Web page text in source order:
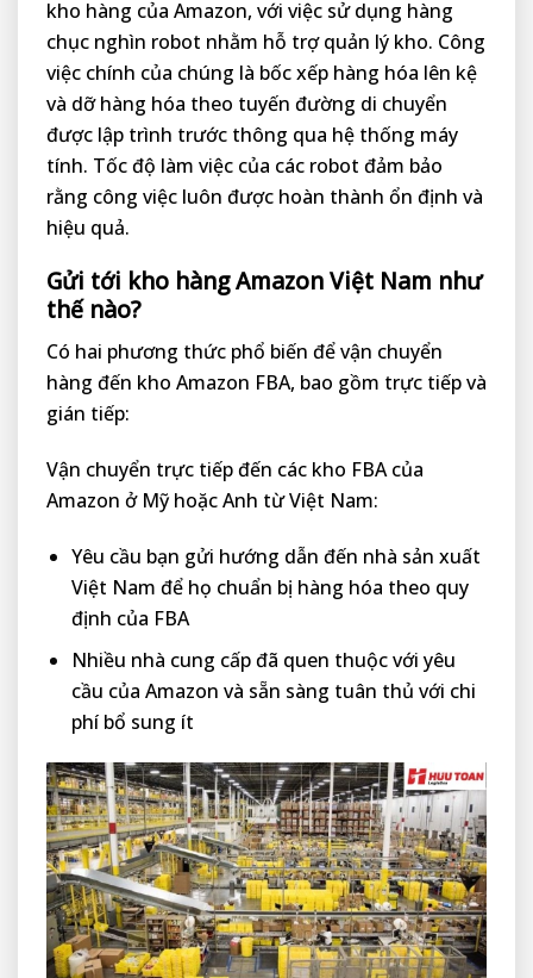
kho hàng của Amazon, với việc sử dụng hàng
chục nghìn robot nhằm hỗ trợ quản lý kho. Công
việc chính của chúng là bốc xếp hàng hóa lên kệ
và dỡ hàng hóa theo tuyến đường di chuyển
được lập trình trước thông qua hệ thống máy
tính. Tốc độ làm việc của các robot đảm bảo
rằng công việc luôn được hoàn thành ổn định và
hiệu quả.
Gửi tới kho hàng Amazon Việt Nam như
thế nào?
Có hai phương thức phổ biến để vận chuyển
hàng đến kho Amazon FBA, bao gồm trực tiếp và
gián tiếp:
Vận chuyển trực tiếp đến các kho FBA của
Amazon ở Mỹ hoặc Anh từ Việt Nam:
Yêu cầu bạn gửi hướng dẫn đến nhà sản xuất
Việt Nam để họ chuẩn bị hàng hóa theo quy
định của FBA
Nhiều nhà cung cấp đã quen thuộc với yêu
cầu của Amazon và sẵn sàng tuân thủ với chi
phí bổ sung ít